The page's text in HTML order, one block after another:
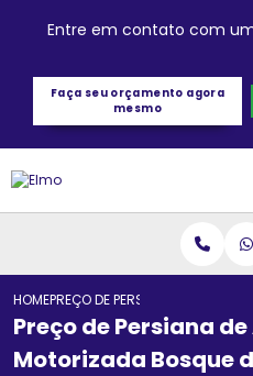
Entre em contato com
Faça seu orçamento agora
mesmo
HOMEPREÇO DE PERSIANA DE
Preço de Persiana
Motorizada Bosque